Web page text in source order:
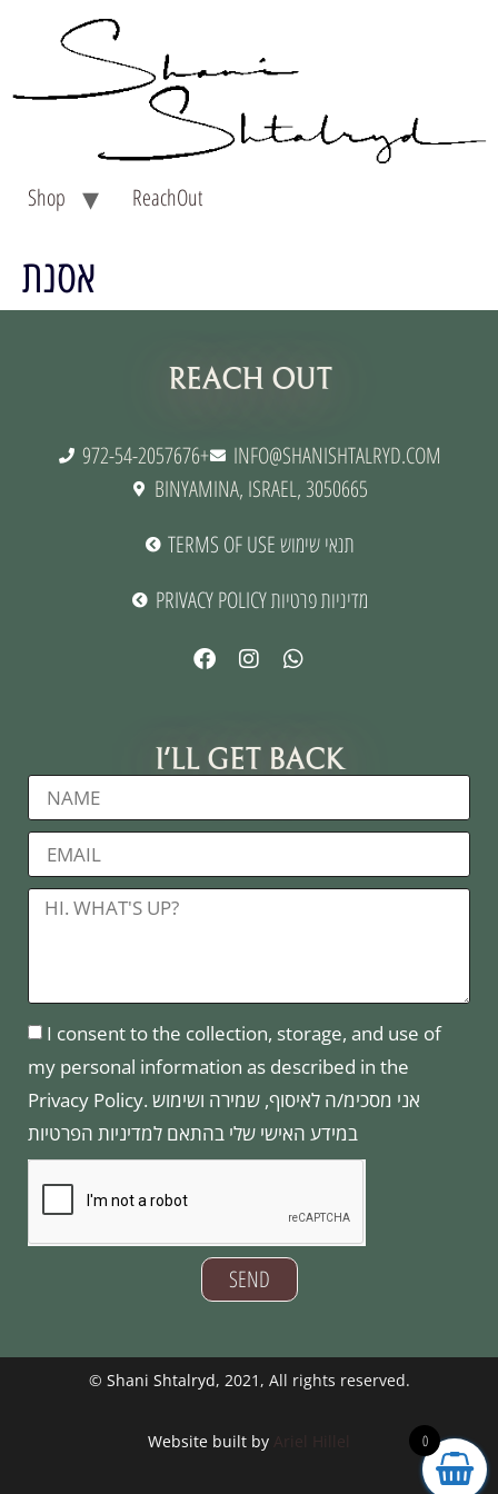
Shop ReachOut
אסנת
REACH OUT
972-54-2057676+
INFO@SHANISHTALRYD.COM
BINYAMINA, ISRAEL, 3050665
TERMS OF USE תנאי שימוש
PRIVACY POLICY מדיניות פרטיות
I'LL GET BACK
I consent to the collection, storage, and use of
my personal information as described in the
Privacy Policy. אני מסכימ/ה לאיסוף, שמירה ושימוש
במידע האישי שלי בהתאם למדיניות הפרטיות
SEND
© Shani Shtalryd, 2021, All rights reserved.
Website built by Ariel Hillel 0